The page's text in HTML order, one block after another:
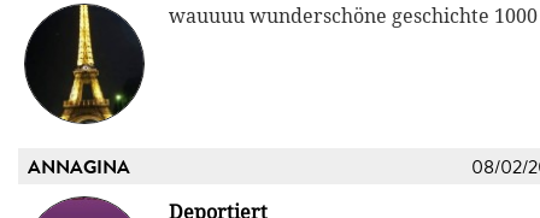
wauuuu wunderschöne geschichte
ANNAGINA 08/02/